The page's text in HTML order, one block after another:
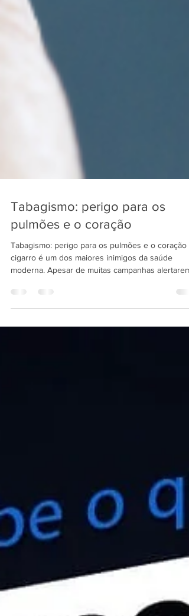
Tabagismo: perigo para os
pulmões e o coração
Tabagismo: perigo para os pulmões e o coração
cigarro é um dos maiores inimigos da saúde